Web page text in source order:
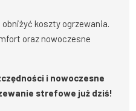
koszty ogrzewania.
oraz nowoczesne
i nowoczesne
strefowe już dziś!